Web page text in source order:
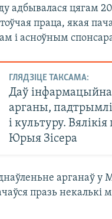
адбывалася цягам
праца, якая
і асноўным
ГЛЯДЗІЦЕ ТАКСАМА:
Даў
арганы,
і культуру.
Юрыя Зісера
арганаў у
празь некалькі